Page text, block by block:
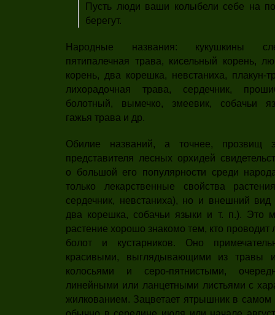
Пусть люди ваши колыбели себе на
берегут.
Народные названия: кукушкины
пятипалечная трава, кисельный корень,
корень, два корешка, невстаниха, плакун-
лихорадочная трава, сердечник,
болотный, вымечко, змеевик, собачьи
гажья трава и др.
Обилие названий, а точнее, прозвищ
представителя лесных орхидей
о большой его популярности среди
только лекарственные свойства
сердечник, невстаниха), но и внешний
два корешка, собачьи языки и т. п.). Это
растение хорошо знакомо тем, кто проводит
болот и кустарников. Оно
красивыми, выглядывающими из травы
колосьями и серо-пятнистыми,
линейными или ланцетными листьями с
жилкованием. Зацветает ятрышник в самом